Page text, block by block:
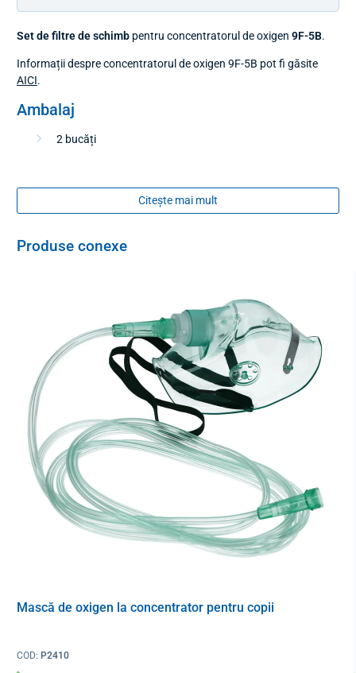
Set de filtre de schimb pentru concentratorul de oxigen 9F-5B.
Informații despre concentratorul de oxigen 9F-5B pot fi găsite
AICI.
Ambalaj
2 bucăți
Citește mai mult
Produse conexe
Mască de oxigen la concentrator pentru copii
COD: P2410